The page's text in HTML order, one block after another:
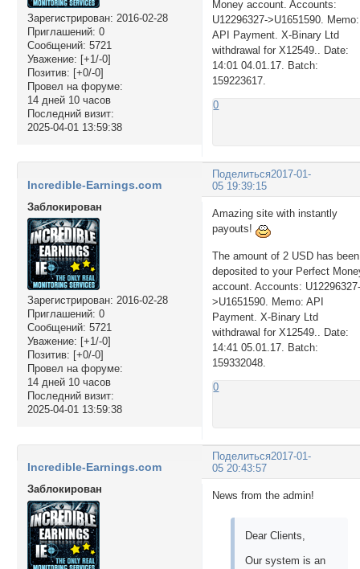
Зарегистрирован: 2016-02-28
Приглашений: 0
Сообщений: 5721
Уважение: [+1/-0]
Позитив: [+0/-0]
Провел на форуме:
14 дней 10 часов
Последний визит:
2025-04-01 13:59:38
Money account. Accounts:
U12296327->U1651590. Memo:
API Payment. X-Binary Ltd
withdrawal for X12549.. Date:
14:01 04.01.17. Batch:
159223617.
0
Поделиться2017-01-
05 19:39:15
Incredible-Earnings.com
Заблокирован
Зарегистрирован: 2016-02-28
Приглашений: 0
Сообщений: 5721
Уважение: [+1/-0]
Позитив: [+0/-0]
Провел на форуме:
14 дней 10 часов
Последний визит:
2025-04-01 13:59:38
Amazing site with instantly
payouts!
The amount of 2 USD has been
deposited to your Perfect
account. Accounts:
>U1651590. Memo: API
Payment. X-Binary Ltd
withdrawal for X12549.. Date:
14:41 05.01.17. Batch:
159332048.
0
Поделиться2017-01-
05 20:43:57
Incredible-Earnings.com
Заблокирован
News from the admin!
Dear Clients,
Our system is an